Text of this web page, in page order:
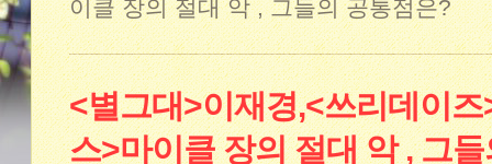
이클 장의 절대 악 , 그들의 공통점은?
<별그대>이재경,<쓰리데이
스>마이클 장의 절대 악 , 그